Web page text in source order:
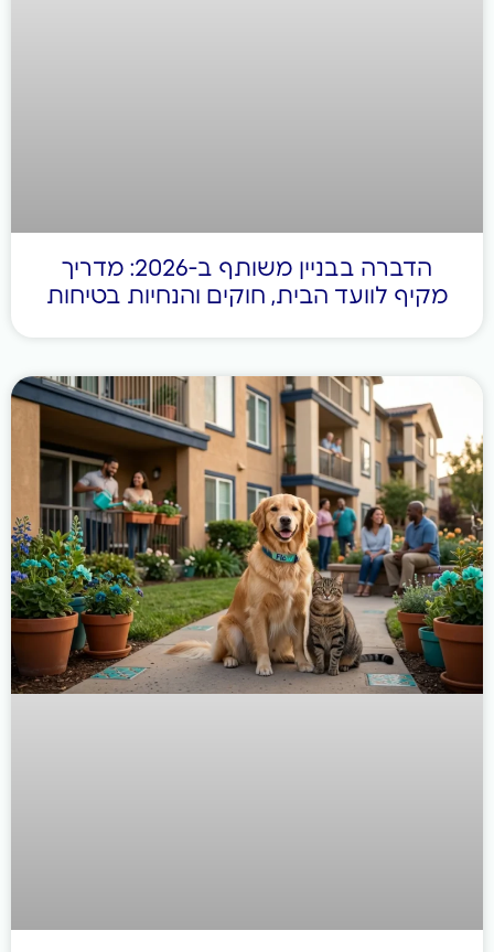
הדברה בבניין משותף ב-2026: מדריך
לוועד הבית, חוקים והנחיות בטיחות